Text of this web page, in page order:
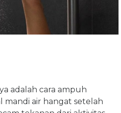
adalah cara ampuh
air hangat setelah